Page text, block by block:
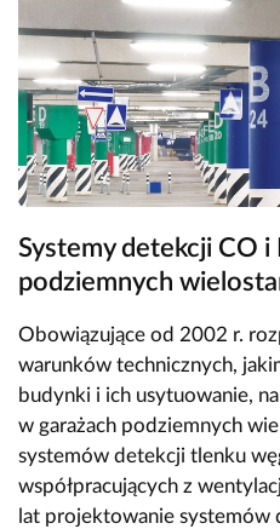
Systemy detekcji CO i
podziemnych
Obowiązujące od 2002 r.
warunków technicznych,
budynki i ich usytuowanie,
w garażach podziemnych
systemów detekcji tlenku
współpracujących z
lat projektowanie systemów